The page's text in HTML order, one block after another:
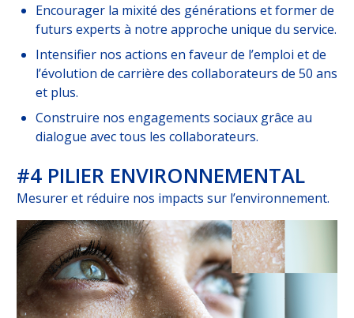
Encourager la mixité des générations et former de
futurs experts à notre approche unique du service.
Intensifier nos actions en faveur de l’emploi et de
l’évolution de carrière des collaborateurs de 50 ans
et plus.
Construire nos engagements sociaux grâce au
dialogue avec tous les collaborateurs.
#4 PILIER ENVIRONNEMENTAL
Mesurer et réduire nos impacts sur l’environnement.